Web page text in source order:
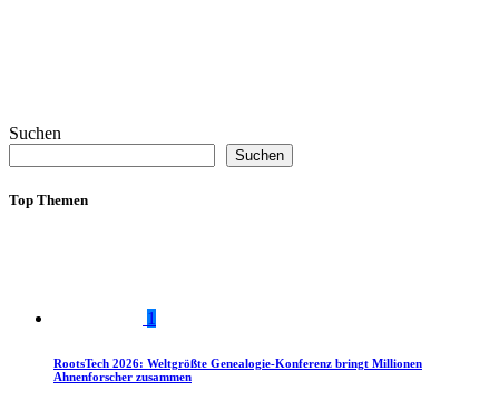
Suchen
Suchen
Top Themen
1
RootsTech 2026: Weltgrößte Genealogie-Konferenz bringt Millionen
Ahnenforscher zusammen